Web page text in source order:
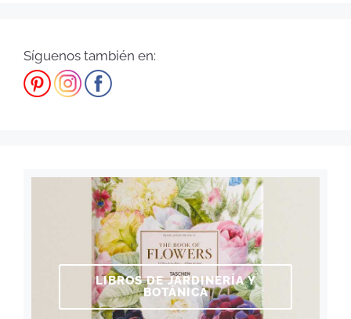
Síguenos también en:
LIBROS DE JARDINERÍA Y
BOTÁNICA